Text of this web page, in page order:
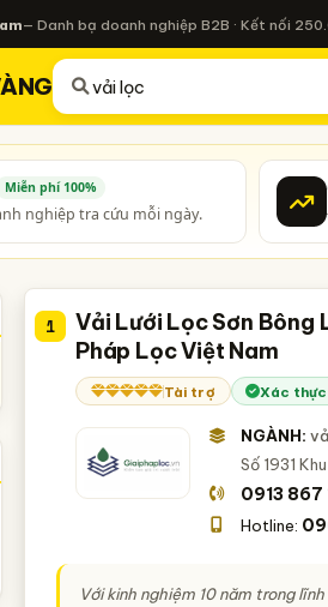
— Danh bạ doanh nghiệp B2B · Kết nối
Miễn phí 100%
nghiệp tra cứu mỗi ngày.
1
Vải Lưới Lọc Sơn Bông
Pháp Lọc Việt Nam
Tài trợ Xác thực
NGÀNH:
Số 1931
0913 867
Hotline:
Với kinh nghiệm 10 năm trong